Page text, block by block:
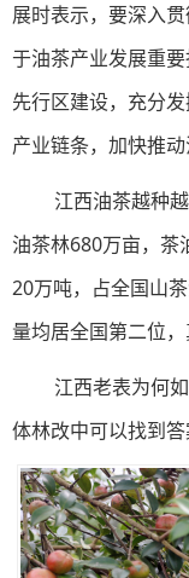
展时表示，要深入
于油茶产业发展重
先行区建设，充分
产业链条，加快推动
江西油茶越种
油茶林680万亩，茶
20万吨，占全国山
量均居全国第二位，
江西老表为何
体林改中可以找到答